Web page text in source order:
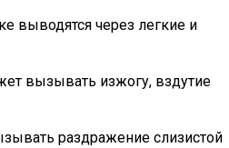
выводятся через легкие и
вызывать изжогу, вздутие
раздражение слизистой